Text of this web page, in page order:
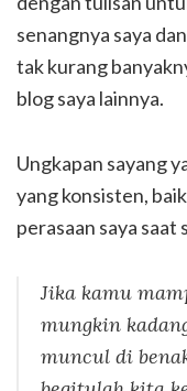
senangnya saya
tak kurang
blog saya lainnya.
Ungkapan sayang
yang konsisten,
perasaan saya
Jika kamu
mungkin
muncul di